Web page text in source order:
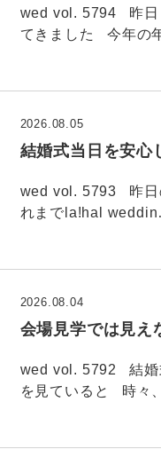
wed vol. 5794 昨日
てきました 今年の
結婚式当日を安心
2026.08.05
wed vol. 5793 昨日
れまでla!hal
会場見学では見え
2026.08.04
wed vol. 5792 結婚
を見ていると 時々